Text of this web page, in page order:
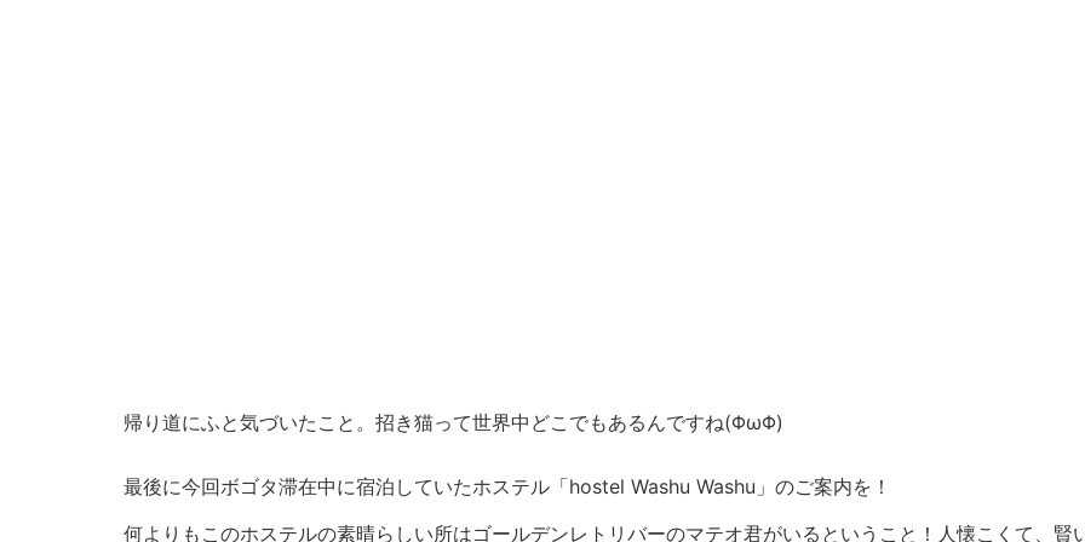
帰り道にふと気づいたこと。招き猫って世界中どこでもあるんですね(ΦωΦ)
最後に今回ボゴタ滞在中に宿泊していたホステル「hostel Washu Washu」のご案内を！
何よりもこのホステルの素晴らしい所はゴールデンレトリバーのマテオ君がいるということ！人懐こくて、賢